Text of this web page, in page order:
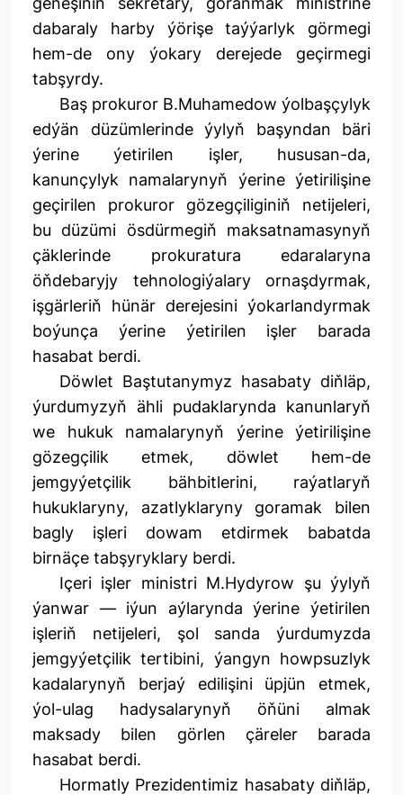
dabaraly harby ýörişe taýýarlyk görmegi
hem-de ony ýokary derejede geçirmegi
tabşyrdy.
Baş prokuror B.Muhamedow ýolbaşçylyk
edýän düzümlerinde ýylyň başyndan bäri
ýerine ýetirilen işler, hususan-da,
kanunçylyk namalarynyň ýerine ýetirilişine
geçirilen prokuror gözegçiliginiň netijeleri,
bu düzümi ösdürmegiň maksatnamasynyň
çäklerinde prokuratura edaralaryna
öňdebaryjy tehnologiýalary ornaşdyrmak,
işgärleriň hünär derejesini ýokarlandyrmak
boýunça ýerine ýetirilen işler barada
hasabat berdi.
Döwlet Baştutanymyz hasabaty diňläp,
ýurdumyzyň ähli pudaklarynda kanunlaryň
we hukuk namalarynyň ýerine ýetirilişine
gözegçilik etmek, döwlet hem-de
jemgyýetçilik bähbitlerini, raýatlaryň
hukuklaryny, azatlyklaryny goramak bilen
bagly işleri dowam etdirmek babatda
birnäçe tabşyryklary berdi.
Içeri işler ministri M.Hydyrow şu ýylyň
ýanwar — iýun aýlarynda ýerine ýetirilen
işleriň netijeleri, şol sanda ýurdumyzda
jemgyýetçilik tertibini, ýangyn howpsuzlyk
kadalarynyň berjaý edilişini üpjün etmek,
ýol-ulag hadysalarynyň öňüni almak
maksady bilen görlen çäreler barada
hasabat berdi.
Hormatly Prezidentimiz hasabaty diňläp,